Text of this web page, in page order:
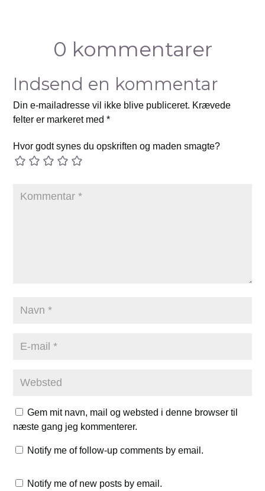
0 kommentarer
Indsend en kommentar
Din e-mailadresse vil ikke blive publiceret. Krævede
felter er markeret med*
Hvor godt synes du opskriften og maden smagte?
Gem mit navn, mail og websted i denne browser til
næste gang jeg kommenterer.
Notify me of follow-up comments by email.
Notify me of new posts by email.